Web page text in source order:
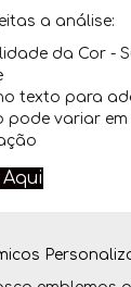
a análise:
da Cor -
texto para
pode variar